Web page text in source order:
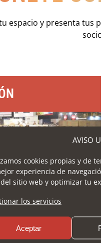
AVISO
cookies propias y de
experiencia de
sitio web y optimizar tu
los servicios
Aceptar
espacio y presenta